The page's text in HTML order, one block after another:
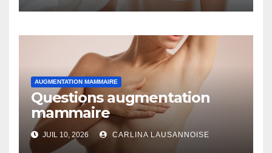
AUGMENTATION MAMMAIRE
Questions augmentation
mammaire
JUIL 10, 2026 CARLINA LAUSANNOISE